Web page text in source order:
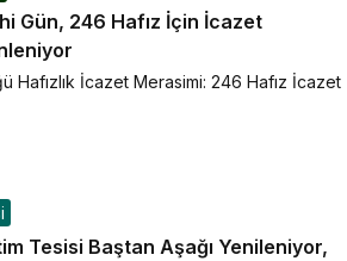
Gün, 246 Hafız İçin İcazet
Hafızlık İcazet Merasimi: 246 Hafız İcazet
Tesisi Baştan Aşağı Yenileniyor,